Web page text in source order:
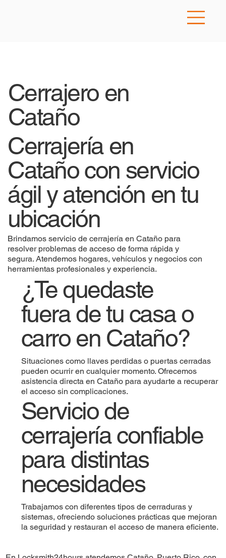
Cerrajero en
Cataño
Cerrajería en
Cataño con servicio
ágil y atención en tu
ubicación
Brindamos servicio de cerrajería en Cataño para
resolver problemas de acceso de forma rápida y
segura. Atendemos hogares, vehículos y negocios con
herramientas profesionales y experiencia.
¿Te quedaste
fuera de tu casa o
carro en Cataño?
Situaciones como llaves perdidas o puertas cerradas
pueden ocurrir en cualquier momento. Ofrecemos
asistencia directa en Cataño para ayudarte a recuperar
el acceso sin complicaciones.
Servicio de
cerrajería confiable
para distintas
necesidades
Trabajamos con diferentes tipos de cerraduras y
sistemas, ofreciendo soluciones prácticas que mejoran
la seguridad y restauran el acceso de manera eficiente.